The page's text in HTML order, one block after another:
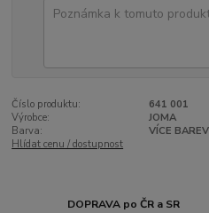
Číslo produktu:
641 001
Výrobce:
JOMA
Barva:
VÍCE BAREV
Hlídat cenu / dostupnost
DOPRAVA po ČR a SR